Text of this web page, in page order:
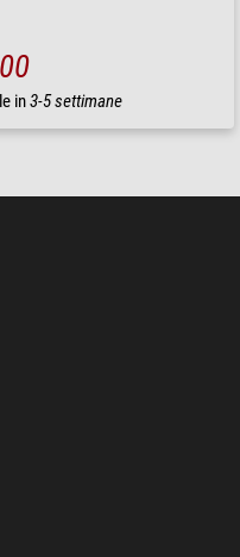
in3-5 settimane